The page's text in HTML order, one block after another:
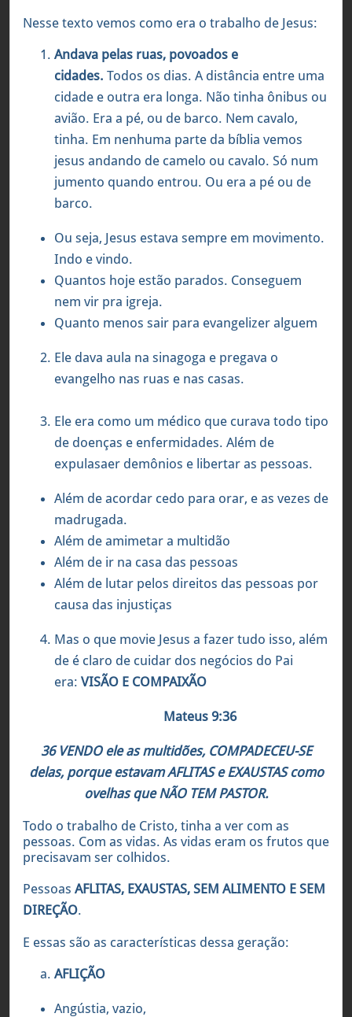
Nesse texto vemos como era o trabalho de Jesus:
Andava pelas ruas, povoados e
cidades. Todos os dias. A distância entre uma
cidade e outra era longa. Não tinha ônibus ou
avião. Era a pé, ou de barco. Nem cavalo,
tinha. Em nenhuma parte da bíblia vemos
jesus andando de camelo ou cavalo. Só num
jumento quando entrou. Ou era a pé ou de
barco.
Ou seja, Jesus estava sempre em movimento.
Indo e vindo.
Quantos hoje estão parados. Conseguem
nem vir pra igreja.
Quanto menos sair para evangelizer alguem
Ele dava aula na sinagoga e pregava o
evangelho nas ruas e nas casas.
Ele era como um médico que curava todo tipo
de doenças e enfermidades. Além de
expulasaer demônios e libertar as pessoas.
Além de acordar cedo para orar, e as vezes de
madrugada.
Além de amimetar a multidão
Além de ir na casa das pessoas
Além de lutar pelos direitos das pessoas por
causa das injustiças
Mas o que movie Jesus a fazer tudo isso, além
de é claro de cuidar dos negócios do Pai
era: VISÃO E COMPAIXÃO
Mateus 9:36
36 VENDO ele as multidões, COMPADECEU-SE
delas, porque estavam AFLITAS e EXAUSTAS como
ovelhas que NÃO TEM PASTOR.
Todo o trabalho de Cristo, tinha a ver com as
pessoas. Com as vidas. As vidas eram os frutos que
precisavam ser colhidos.
Pessoas AFLITAS, EXAUSTAS, SEM ALIMENTO E SEM
DIREÇÃO.
E essas são as características dessa geração:
AFLIÇÃO
Angústia, vazio,